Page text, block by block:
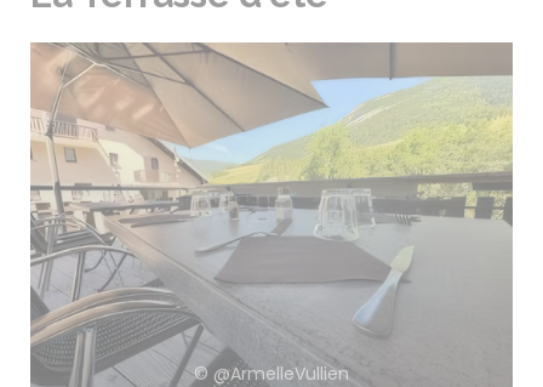
© @ArmelleVullien